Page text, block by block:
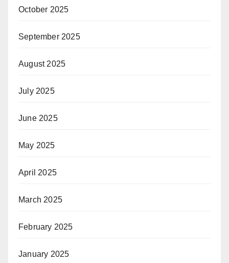
October 2025
September 2025
August 2025
July 2025
June 2025
May 2025
April 2025
March 2025
February 2025
January 2025